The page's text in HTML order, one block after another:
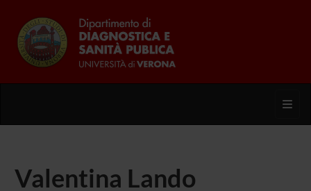
Valentina Lando